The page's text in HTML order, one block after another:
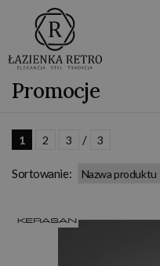
Promocje
1 2 3 / 3
Sortowanie: